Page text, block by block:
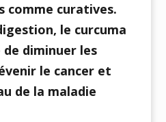
comme curatives.
le curcuma
de diminuer les
le cancer et
de la maladie